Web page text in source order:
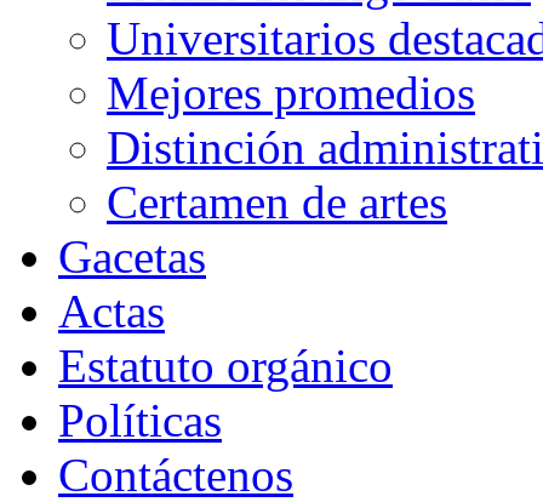
Universitarios
Mejores promedios
Distinción
Certamen de artes
Gacetas
Actas
Estatuto orgánico
Políticas
Contáctenos